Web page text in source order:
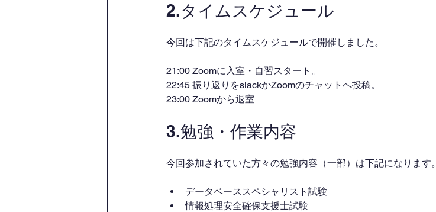
2.タイムスケジュール
今回は下記のタイムスケジュールで開催しました。
21:00 Zoomに入室・自習スタート。
22:45 振り返りをslackかZoomのチャットへ投稿。
23:00 Zoomから退室
3.勉強・作業内容
今回参加されていた方々の勉強内容（一部）は下記になります。
データベーススペシャリスト試験
情報処理安全確保支援士試験